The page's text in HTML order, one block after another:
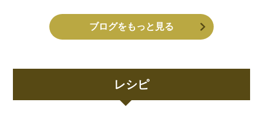
ブログをもっと見る
レシピ